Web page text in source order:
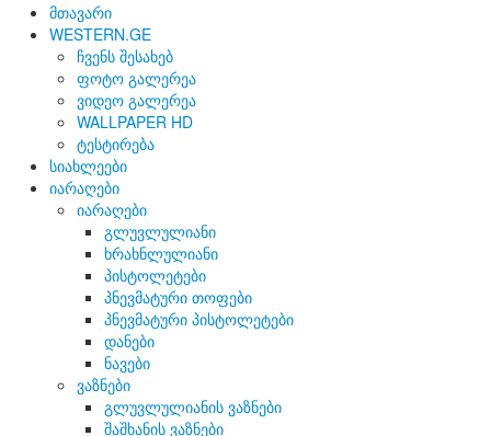
მთავარი
WESTERN.GE
ჩვენს შესახებ
ფოტო გალერეა
ვიდეო გალერეა
WALLPAPER HD
ტესტირება
სიახლეები
იარაღები
იარაღები
გლუვლულიანი
ხრახნლულიანი
პისტოლეტები
პნევმატური თოფები
პნევმატური პისტოლეტები
დანები
ნავები
ვაზნები
გლუვლულიანის ვაზნები
შაშხანის ვაზნები